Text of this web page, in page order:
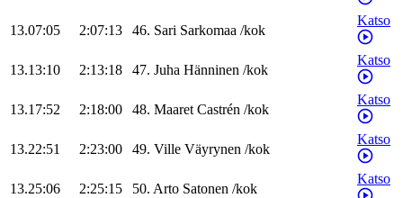
13.07:05 2:07:13 46. Sari Sarkomaa /kok
Katso
13.13:10 2:13:18 47. Juha Hänninen /kok
Katso
13.17:52 2:18:00 48. Maaret Castrén /kok
Katso
13.22:51 2:23:00 49. Ville Väyrynen /kok
Katso
13.25:06 2:25:15 50. Arto Satonen /kok
Katso